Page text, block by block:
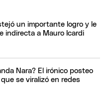
un importante logro y le
indirecta a Mauro Icardi
Nara? El irónico posteo
se viralizó en redes